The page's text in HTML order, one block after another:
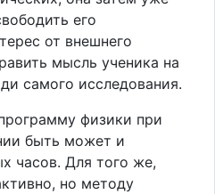
его
от внешнего
мысль ученика на
самого исследования.
физики при
быть может и
часов. Для того же,
но методу